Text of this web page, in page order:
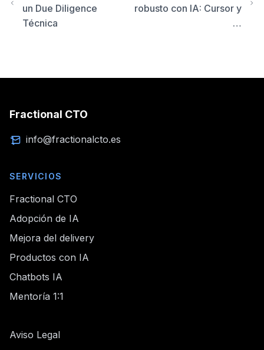
un Due Diligence
Técnica
robusto con IA: Cursor y
…
Fractional CTO
info@fractionalcto.es
SERVICIOS
Fractional CTO
Adopción de IA
Mejora del delivery
Productos con IA
Chatbots IA
Mentoría 1:1
Aviso Legal